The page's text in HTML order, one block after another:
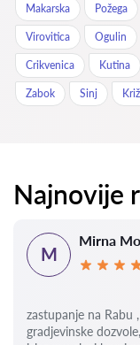
Makarska Požega
Virovitica Ogulin
Crikvenica Kutina
Zabok Sinj
Najnovije
M
Mirna
zastupanje na Rabu
gradjevinske